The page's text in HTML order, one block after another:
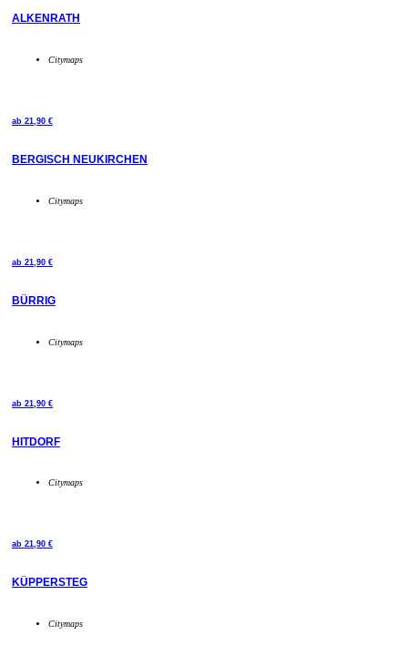
ALKENRATH
Citymaps
ab 21,90 €
BERGISCH NEUKIRCHEN
Citymaps
ab 21,90 €
BÜRRIG
Citymaps
ab 21,90 €
HITDORF
Citymaps
ab 21,90 €
KÜPPERSTEG
Citymaps